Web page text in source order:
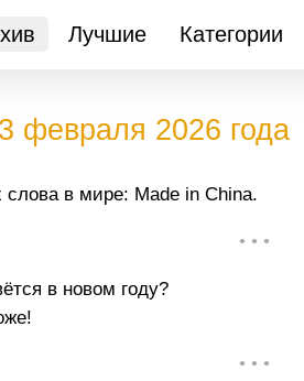
Лучшие Категории
февраля 2026 года
в мире: Made in China.
• • •
в новом году?
• • •